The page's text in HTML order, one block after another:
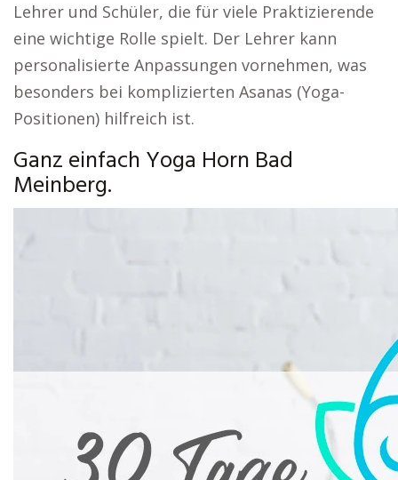
Lehrer und Schüler, die für viele Praktizierende
eine wichtige Rolle spielt. Der Lehrer kann
personalisierte Anpassungen vornehmen, was
besonders bei komplizierten Asanas (Yoga-
Positionen) hilfreich ist.
Ganz einfach Yoga Horn Bad
Meinberg.